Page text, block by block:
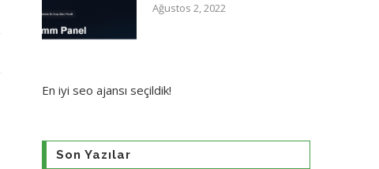
Ağustos 2, 2022
En iyi seo ajansı seçildik!
Son Yazılar